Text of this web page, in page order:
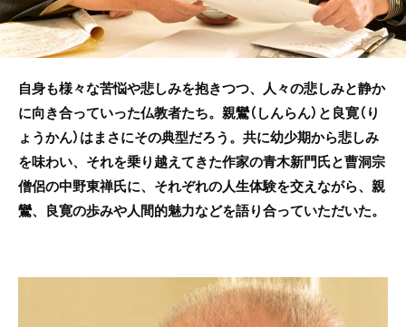
自身も様々な苦悩や悲しみを抱きつつ、人々の悲しみと静か
に向き合っていった仏教者たち。親鸞（しんらん）と良寛（り
ょうかん）はまさにその典型だろう。共に幼少期から悲しみ
を味わい、それを乗り越えてきた作家の青木新門氏と曹洞宗
僧侶の中野東禅氏に、それぞれの人生体験を交えながら、親
鸞、良寛の歩みや人間的魅力などを語り合っていただいた。